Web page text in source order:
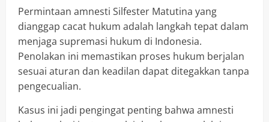
Permintaan amnesti Silfester Matutina yang
dianggap cacat hukum adalah langkah tepat dalam
menjaga supremasi hukum di Indonesia.
Penolakan ini memastikan proses hukum berjalan
sesuai aturan dan keadilan dapat ditegakkan tanpa
pengecualian.
Kasus ini jadi pengingat penting bahwa amnesti